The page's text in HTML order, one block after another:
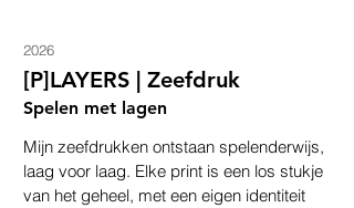
2026
[P]LAYERS | Zeefdruk
Spelen met lagen
Mijn zeefdrukken ontstaan spelenderwijs,
laag voor laag. Elke print is een los stukje
van het geheel, met een eigen identiteit